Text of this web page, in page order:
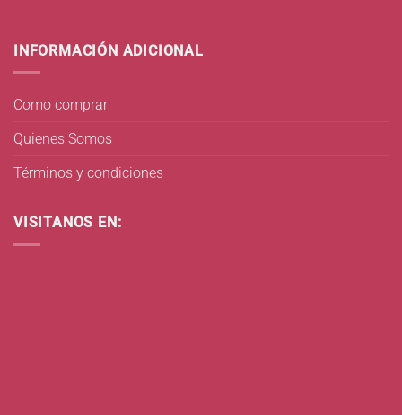
INFORMACIÓN ADICIONAL
Como comprar
Quienes Somos
Términos y condiciones
VISITANOS EN: